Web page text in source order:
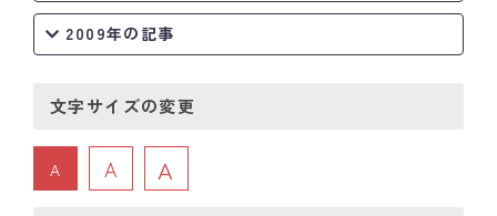
2009年の記事
文字サイズの変更
A A A